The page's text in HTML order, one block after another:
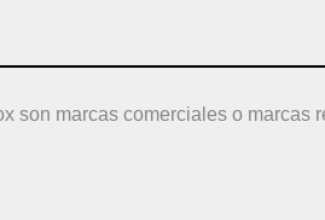
marcas comerciales o marcas